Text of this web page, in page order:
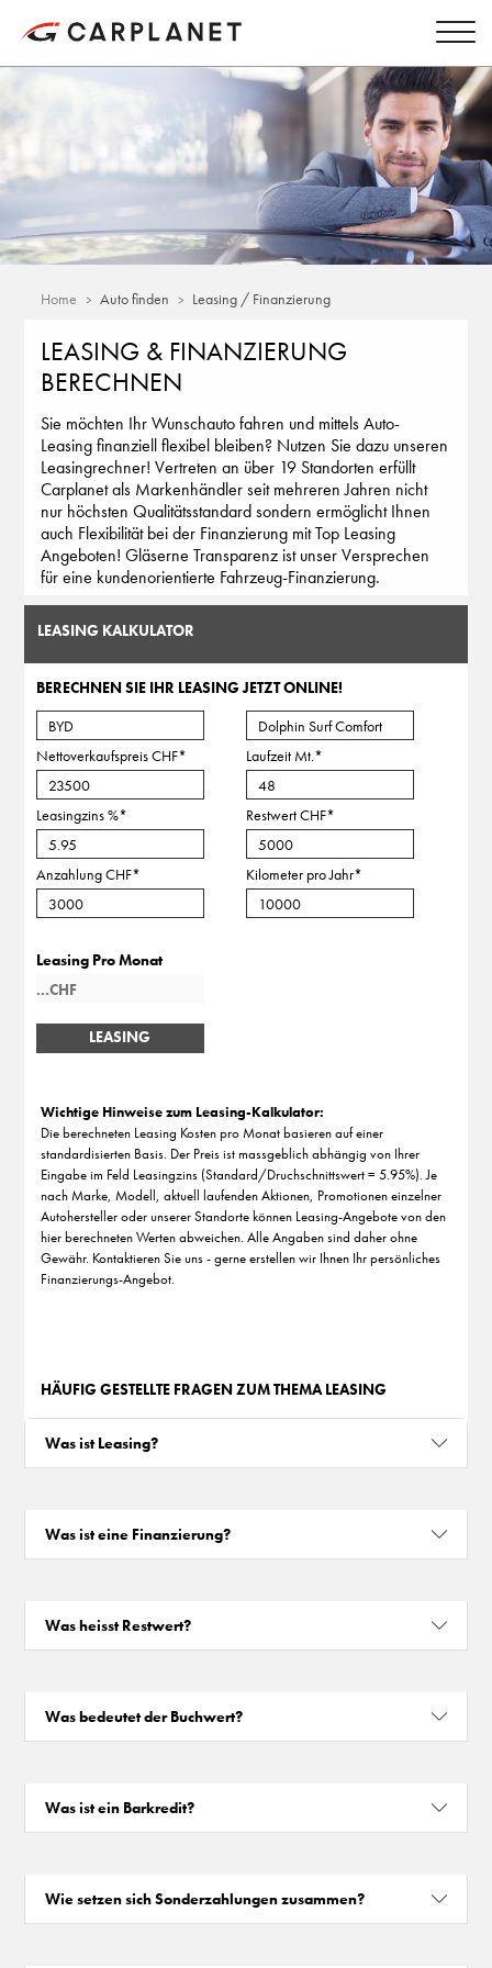
Home Auto finden Leasing / Finanzierung
LEASING & FINANZIERUNG
BERECHNEN
Sie möchten Ihr Wunschauto fahren und mittels Auto-
Leasing finanziell flexibel bleiben? Nutzen Sie dazu unseren
Leasingrechner! Vertreten an über 19 Standorten erfüllt
Carplanet als Markenhändler seit mehreren Jahren nicht
nur höchsten Qualitätsstandard sondern ermöglicht Ihnen
auch Flexibilität bei der Finanzierung mit Top Leasing
Angeboten! Gläserne Transparenz ist unser Versprechen
für eine kundenorientierte Fahrzeug-Finanzierung.
LEASING KALKULATOR
BERECHNEN SIE IHR LEASING JETZT ONLINE!
Nettoverkaufspreis CHF* Laufzeit Mt.*
Leasingzins %* Restwert CHF*
Anzahlung CHF* Kilometer pro Jahr*
Leasing Pro Monat
LEASING
BERECHNEN
Wichtige Hinweise zum Leasing-Kalkulator:
Die berechneten Leasing Kosten pro Monat basieren auf einer
standardisierten Basis. Der Preis ist massgeblich abhängig von Ihrer
Eingabe im Feld Leasingzins (Standard/Druchschnittswert = 5.95%). Je
nach Marke, Modell, aktuell laufenden Aktionen, Promotionen einzelner
Autohersteller oder unserer Standorte können Leasing-Angebote von den
hier berechneten Werten abweichen. Alle Angaben sind daher ohne
Gewähr. Kontaktieren Sie uns - gerne erstellen wir Ihnen Ihr persönliches
Finanzierungs-Angebot.
HÄUFIG GESTELLTE FRAGEN ZUM THEMA LEASING
Was ist Leasing?
Was ist eine Finanzierung?
Was heisst Restwert?
Was bedeutet der Buchwert?
Was ist ein Barkredit?
Wie setzen sich Sonderzahlungen zusammen?